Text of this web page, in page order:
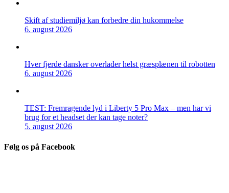
Skift af studiemiljø kan forbedre din hukommelse
6. august 2026
Hver fjerde dansker overlader helst græsplænen til robotten
6. august 2026
TEST: Fremragende lyd i Liberty 5 Pro Max – men har vi
brug for et headset der kan tage noter?
5. august 2026
Følg os på Facebook